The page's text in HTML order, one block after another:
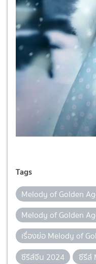
Tags
Melody of Golden
Melody of Golden
เรื่องย่อ Melody of
ซีรีส์จีน 2024
ซีรีส์